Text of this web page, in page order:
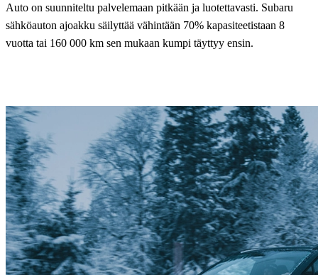
Auto on suunniteltu palvelemaan pitkään ja luotettavasti. Subaru
sähköauton ajoakku säilyttää vähintään 70% kapasiteetistaan 8
vuotta tai 160 000 km sen mukaan kumpi täyttyy ensin.